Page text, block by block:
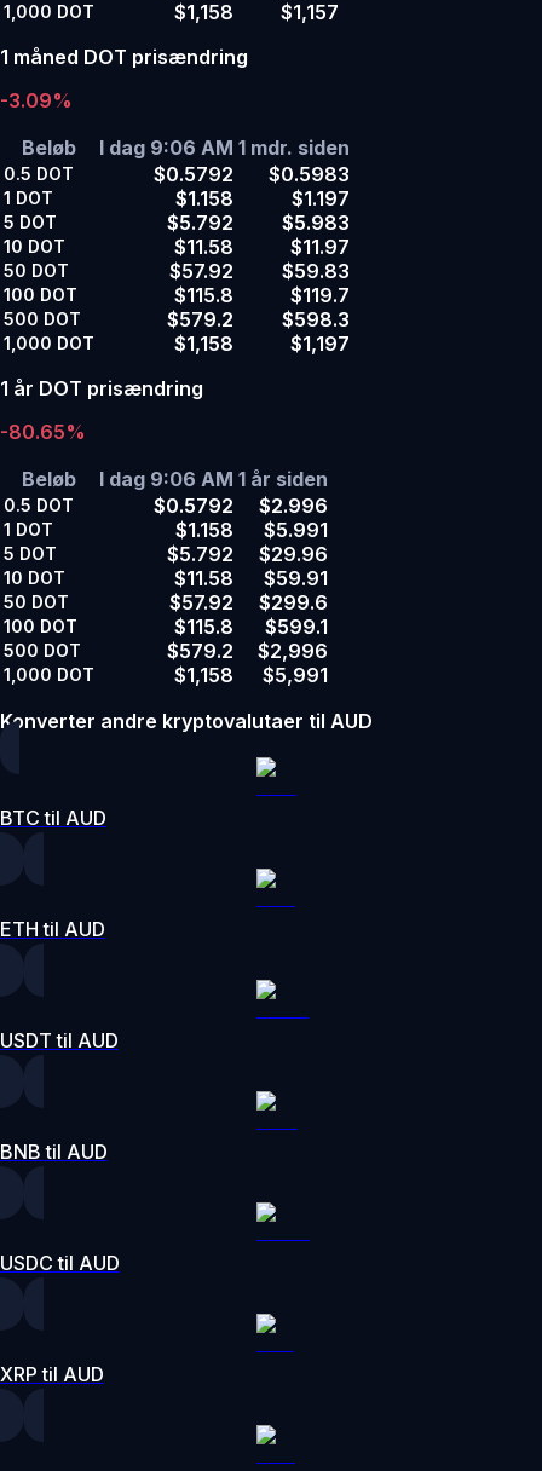
1,000 DOT $1,158
$1,157
1 måned DOT prisændring
-3.09%
Beløb
I dag 9:06 AM 1 mdr. siden
0.5 DOT $0.5792 $0.5983
1 DOT $1.158 $1.197
5 DOT $5.792 $5.983
10 DOT $11.58 $11.97
50 DOT $57.92 $59.83
100 DOT $115.8 $119.7
500 DOT $579.2 $598.3
1,000 DOT $1,158
$1,197
1 år DOT prisændring
-80.65%
Beløb
I dag 9:06 AM 1 år siden
0.5 DOT $0.5792 $2.996
1 DOT $1.158 $5.991
5 DOT $5.792 $29.96
10 DOT $11.58 $59.91
50 DOT $57.92 $299.6
100 DOT $115.8 $599.1
500 DOT $579.2 $2,996
1,000 DOT $1,158
$5,991
Konverter andre kryptovalutaer til AUD
BTC til AUD
ETH til AUD
USDT til AUD
BNB til AUD
USDC til AUD
XRP til AUD